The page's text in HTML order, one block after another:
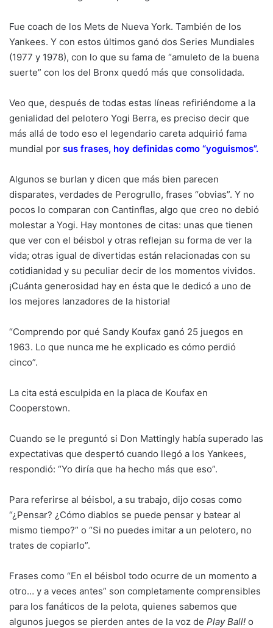
Fue coach de los Mets de Nueva York. También de los
Yankees. Y con estos últimos ganó dos Series Mundiales
(1977 y 1978), con lo que su fama de “amuleto de la buena
suerte” con los del Bronx quedó más que consolidada.
Veo que, después de todas estas líneas refiriéndome a la
genialidad del pelotero Yogi Berra, es preciso decir que
más allá de todo eso el legendario careta adquirió fama
mundial por sus frases, hoy definidas como “yoguismos”.
Algunos se burlan y dicen que más bien parecen
disparates, verdades de Perogrullo, frases “obvias”. Y no
pocos lo comparan con Cantinflas, algo que creo no debió
molestar a Yogi. Hay montones de citas: unas que tienen
que ver con el béisbol y otras reflejan su forma de ver la
vida; otras igual de divertidas están relacionadas con su
cotidianidad y su peculiar decir de los momentos vividos.
¡Cuánta generosidad hay en ésta que le dedicó a uno de
los mejores lanzadores de la historia!
“Comprendo por qué Sandy Koufax ganó 25 juegos en
1963. Lo que nunca me he explicado es cómo perdió
cinco”.
La cita está esculpida en la placa de Koufax en
Cooperstown.
Cuando se le preguntó si Don Mattingly había superado las
expectativas que despertó cuando llegó a los Yankees,
respondió: “Yo diría que ha hecho más que eso”.
Para referirse al béisbol, a su trabajo, dijo cosas como
“¿Pensar? ¿Cómo diablos se puede pensar y batear al
mismo tiempo?” o “Si no puedes imitar a un pelotero, no
trates de copiarlo”.
Frases como “En el béisbol todo ocurre de un momento a
otro… y a veces antes” son completamente comprensibles
para los fanáticos de la pelota, quienes sabemos que
algunos juegos se pierden antes de la voz de Play Ball! o